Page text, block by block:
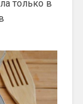
только в